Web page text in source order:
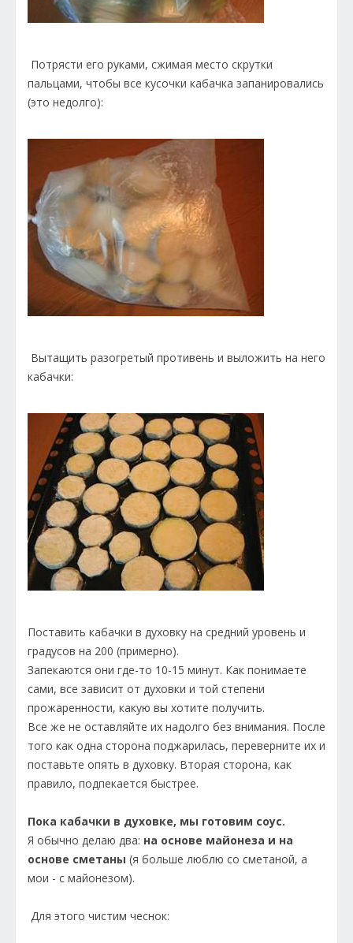
Потрясти его руками, сжимая место скрутки
пальцами, чтобы все кусочки кабачка запанировались
(это недолго):
Вытащить разогретый противень и выложить на него
кабачки:
Поставить кабачки в духовку на средний уровень и
градусов на 200 (примерно).
Запекаются они где-то 10-15 минут. Как понимаете
сами, все зависит от духовки и той степени
прожаренности, какую вы хотите получить.
Все же не оставляйте их надолго без внимания. После
того как одна сторона поджарилась, переверните их и
поставьте опять в духовку. Вторая сторона, как
правило, подпекается быстрее.
Пока кабачки в духовке, мы готовим соус.
Я обычно делаю два: на основе майонеза и на
основе сметаны (я больше люблю со сметаной, а
мои - с майонезом).
Для этого чистим чеснок: